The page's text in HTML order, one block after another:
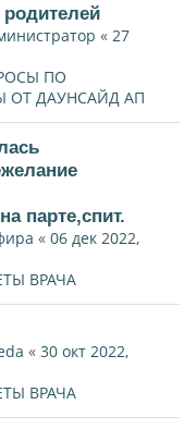
« 27
ПО
ОТ ДАУНСАЙД АП
парте,спит.
« 06 дек 2022,
ВРАЧА
« 30 окт 2022,
ВРАЧА